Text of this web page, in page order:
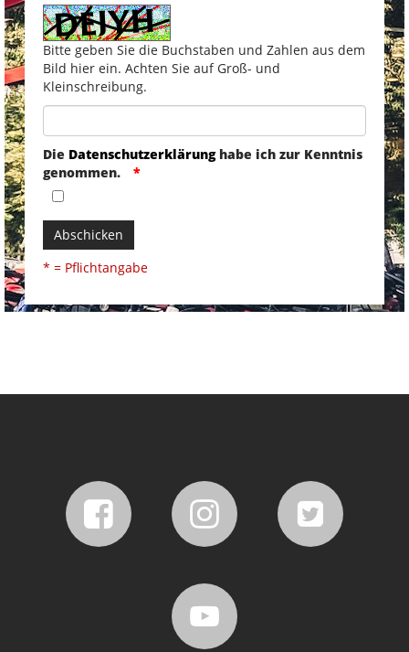
Bitte geben Sie die Buchstaben und Zahlen aus dem
Bild hier ein. Achten Sie auf Groß- und
Kleinschreibung.
Die Datenschutzerklärunghabe ich zur Kenntnis
genommen.
Abschicken
* = Pflichtangabe